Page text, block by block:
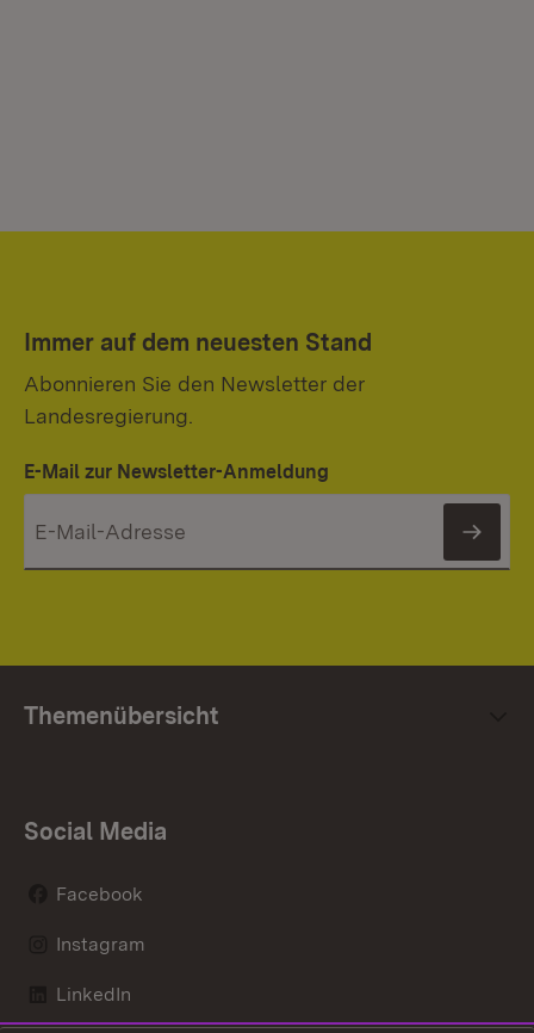
Immer auf dem neuesten Stand
Abonnieren Sie den Newsletter der
Landesregierung.
E-Mail zur Newsletter-Anmeldung
Themenübersicht
Social Media
Facebook
Instagram
LinkedIn